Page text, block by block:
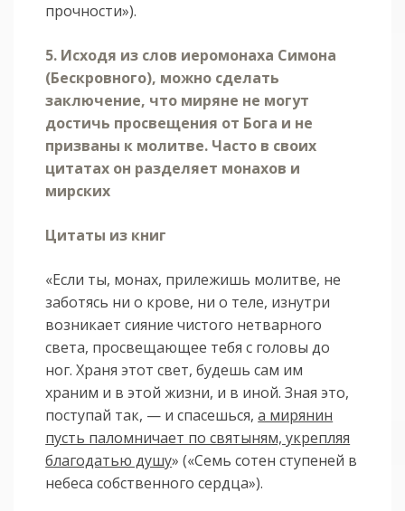
прочности»).
5. Исходя из слов иеромонаха Симона
(Бескровного), можно сделать
заключение, что миряне не могут
достичь просвещения от Бога и не
призваны к молитве. Часто в своих
цитатах он разделяет монахов и
мирских
Цитаты из книг
«Если ты, монах, прилежишь молитве, не
заботясь ни о крове, ни о теле, изнутри
возникает сияние чистого нетварного
света, просвещающее тебя с головы до
ног. Храня этот свет, будешь сам им
храним и в этой жизни, и в иной. Зная это,
поступай так, — и спасешься,а мирянин
пусть паломничает по святыням, укрепляя
благодатью душу» («Семь сотен ступеней в
небеса собственного сердца»).